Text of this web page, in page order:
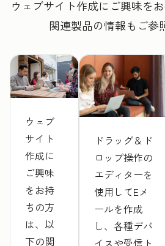
ウェブサイト作成にご興味を
関連製品の情報もご参
ウェブ
サイト
作成に
ご興味
をお持
ちの方
は、以
下の関
ドラッグ＆ド
ロップ操作の
エディターを
使用してEメ
ールを作成
し、各種デバ